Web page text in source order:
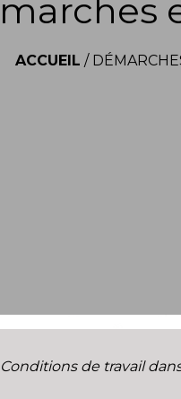
ACCUEIL /
Conditions de travail